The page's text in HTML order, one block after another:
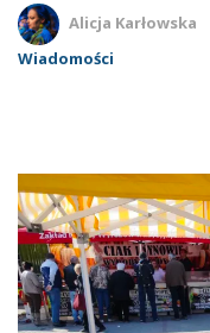
Alicja Karłowska
Wiadomości